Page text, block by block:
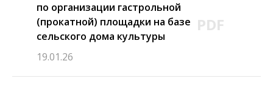
по организации гастрольной
(прокатной) площадки на базе
сельского дома культуры
19.01.26
PDF